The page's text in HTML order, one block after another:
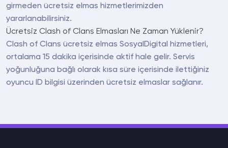
girmeden ücretsiz elmas hizmetlerimizden
yararlanabilirsiniz.
Ücretsiz Clash of Clans Elmasları Ne Zaman Yüklenir?
Clash of Clans ücretsiz elmas SosyalDigital hizmetleri,
ortalama 15 dakika içerisinde aktif hale gelir. Servis
yoğunluğuna bağlı olarak kısa süre içerisinde ilettiğiniz
oyuncu ID bilgisi üzerinden ücretsiz elmaslar sağlanır.